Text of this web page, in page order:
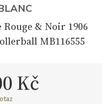
& Noir 1906
MB116555
Kč